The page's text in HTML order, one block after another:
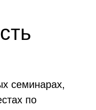
семинарах,
по